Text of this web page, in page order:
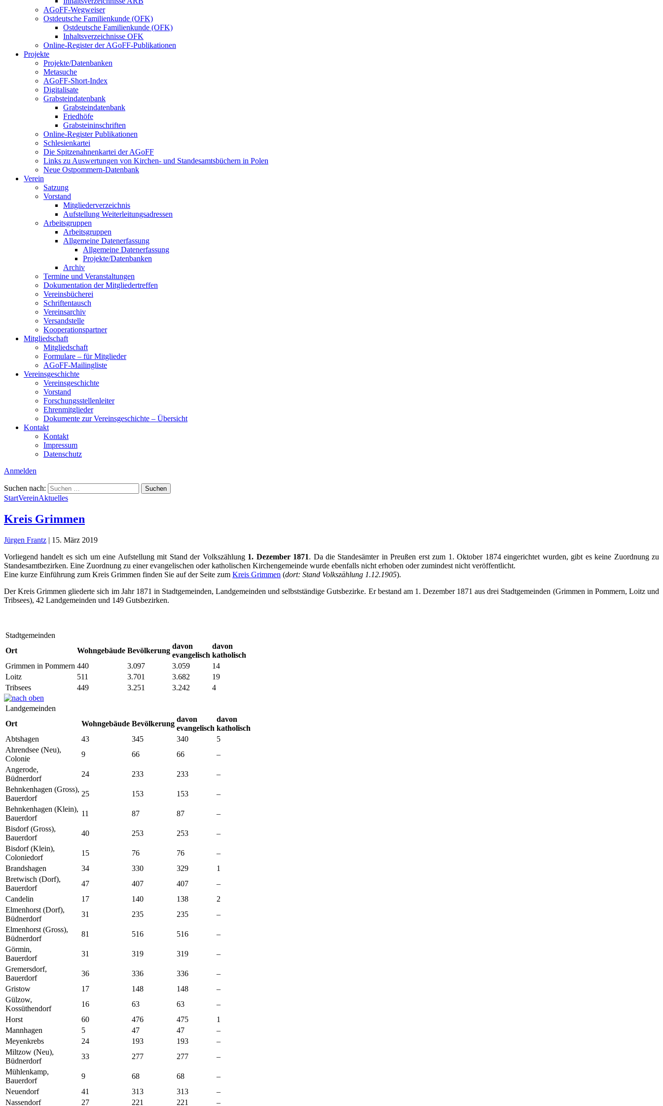
AGoFF-Wegweiser
Ostdeutsche Familienkunde (OFK)
Ostdeutsche Familienkunde (OFK)
Inhaltsverzeichnisse OFK
Online-Register der AGoFF-Publikationen
Projekte
Projekte/Datenbanken
Metasuche
AGoFF-Short-Index
Digitalisate
Grabsteindatenbank
Grabsteindatenbank
Friedhöfe
Grabsteininschriften
Online-Register Publikationen
Schlesienkartei
Die Spitzenahnenkartei der AGoFF
Links zu Auswertungen von Kirchen- und Standesamtsbüchern in Polen
Neue Ostpommern-Datenbank
Verein
Satzung
Vorstand
Mitgliederverzeichnis
Aufstellung Weiterleitungsadressen
Arbeitsgruppen
Arbeitsgruppen
Allgemeine Datenerfassung
Allgemeine Datenerfassung
Projekte/Datenbanken
Archiv
Termine und Veranstaltungen
Dokumentation der Mitgliedertreffen
Vereinsbücherei
Schriftentausch
Vereinsarchiv
Versandstelle
Kooperationspartner
Mitgliedschaft
Mitgliedschaft
Formulare – für Mitglieder
AGoFF-Mailingliste
Vereinsgeschichte
Vereinsgeschichte
Vorstand
Forschungsstellenleiter
Ehrenmitglieder
Dokumente zur Vereinsgeschichte – Übersicht
Kontakt
Kontakt
Impressum
Datenschutz
Anmelden
Suchen nach:
StartVereinAktuelles
Kreis Grimmen
Jürgen Frantz | 15. März 2019
Vorliegend handelt es sich um eine Aufstellung mit Stand der Volkszählung 1. Dezember 1871. Da die Standesämter in Preußen erst zum 1. Oktober 1874 eingerichtet wurden, gibt es keine Zuordnung zu
Standesamtbezirken. Eine Zuordnung zu einer evangelischen oder katholischen Kirchengemeinde wurde ebenfalls nicht erhoben oder zumindest nicht veröffentlicht.
Eine kurze Einführung zum Kreis Grimmen finden Sie auf der Seite zum Kreis Grimmen (dort: Stand Volkszählung 1.12.1905).
Der Kreis Grimmen gliederte sich im Jahr 1871 in Stadtgemeinden, Landgemeinden und selbstständige Gutsbezirke. Er bestand am 1. Dezember 1871 aus drei Stadtgemeinden (Grimmen in Pommern, Loitz und
Tribsees), 42 Landgemeinden und 149 Gutsbezirken.
Stadtgemeinden
Ort
Wohngebäude Bevölkerung
davon
evangelisch
davon
katholisch
Grimmen in Pommern 440 3.097 3.059
14
Loitz
511 3.701 3.682
19
Tribsees
449 3.251 3.242 4
Landgemeinden
Ort
Wohngebäude Bevölkerung
davon
evangelisch
davon
katholisch
Abtshagen
43 345 340
5
Ahrendsee (Neu),
Colonie
9 66 66
–
Angerode,
Büdnerdorf
24 233 233
–
Behnkenhagen (Gross),
Bauerdorf
25 153 153
–
Behnkenhagen (Klein),
Bauerdorf
11 87 87
–
Bisdorf (Gross),
Bauerdorf
40 253 253
–
Bisdorf (Klein),
Coloniedorf
15 76 76
–
Brandshagen
34 330 329
1
Bretwisch (Dorf),
Bauerdorf
47 407 407
–
Candelin
17 140 138
2
Elmenhorst (Dorf),
Büdnerdorf
31 235 235
–
Elmenhorst (Gross),
Büdnerdorf
81 516 516
–
Görmin,
Bauerdorf
31 319 319
–
Gremersdorf,
Bauerdorf
36 336 336
–
Gristow
17 148 148
–
Gülzow,
Kossüthendorf
16 63 63
–
Horst
60 476 475
1
Mannhagen
5 47 47
–
Meyenkrebs
24 193 193
–
Miltzow (Neu),
Büdnerdorf
33 277 277
–
Mühlenkamp,
Bauerdorf
9 68 68
–
Neuendorf
41 313 313
–
Nassendorf
27 221 221 –